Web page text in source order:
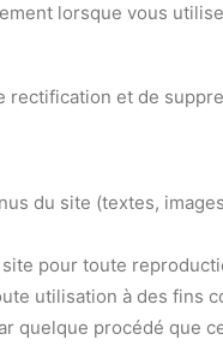
lorsque vous
rectification et de
du site (textes,
pour toute
utilisation à des fins
procédé que